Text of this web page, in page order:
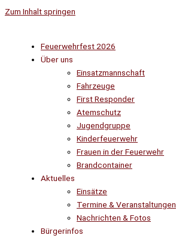
Zum Inhalt springen
Feuerwehrfest 2026
Über uns
Einsatzmannschaft
Fahrzeuge
First Responder
Atemschutz
Jugendgruppe
Kinderfeuerwehr
Frauen in der Feuerwehr
Brandcontainer
Aktuelles
Einsätze
Termine & Veranstaltungen
Nachrichten & Fotos
Bürgerinfos